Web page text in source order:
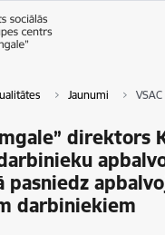
Jaunumi
direktors
pasniedz
darbiniekiem